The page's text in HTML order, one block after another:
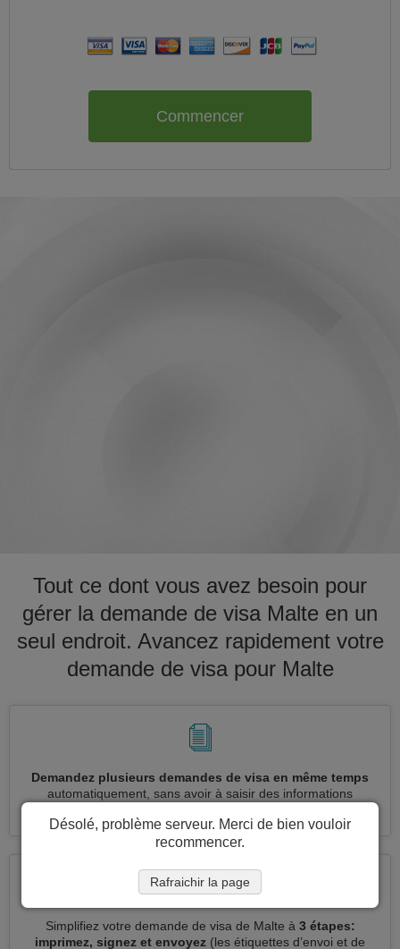
Commencer
Tout ce dont vous avez besoin pour
gérer la demande de visa Malte en un
seul endroit. Avancez rapidement votre
demande de visa pour Malte
Demandez plusieurs demandes de visa en même temps
automatiquement, sans avoir à saisir des informations
Simplifiez votre demande de visa de Malte à 3 étapes:
imprimez, signez et envoyez (les étiquettes d’envoi et de
Désolé, problème serveur. Merci de bien vouloir
recommencer.
Rafraichir la page